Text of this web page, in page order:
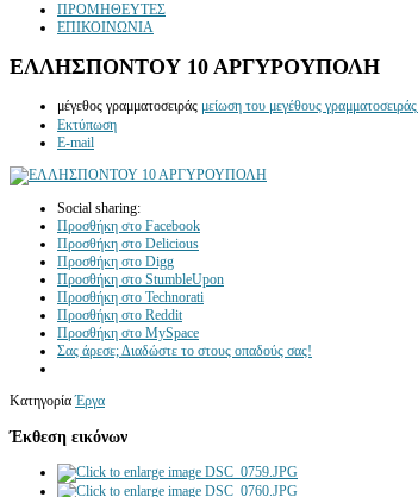
ΠΡΟΜΗΘΕΥΤΕΣ
ΕΠΙΚΟΙΝΩΝΙΑ
ΕΛΛΗΣΠΟΝΤΟΥ 10 ΑΡΓΥΡΟΥΠΟΛΗ
μέγεθος γραμματοσειράς μείωση του μεγέθους γραμματοσειράς
Εκτύπωση
E-mail
Social sharing:
Προσθήκη στο Facebook
Προσθήκη στο Delicious
Προσθήκη στο Digg
Προσθήκη στο StumbleUpon
Προσθήκη στο Technorati
Προσθήκη στο Reddit
Προσθήκη στο MySpace
Σας άρεσε; Διαδώστε το στους οπαδούς σας!
Κατηγορία Έργα
Έκθεση εικόνων